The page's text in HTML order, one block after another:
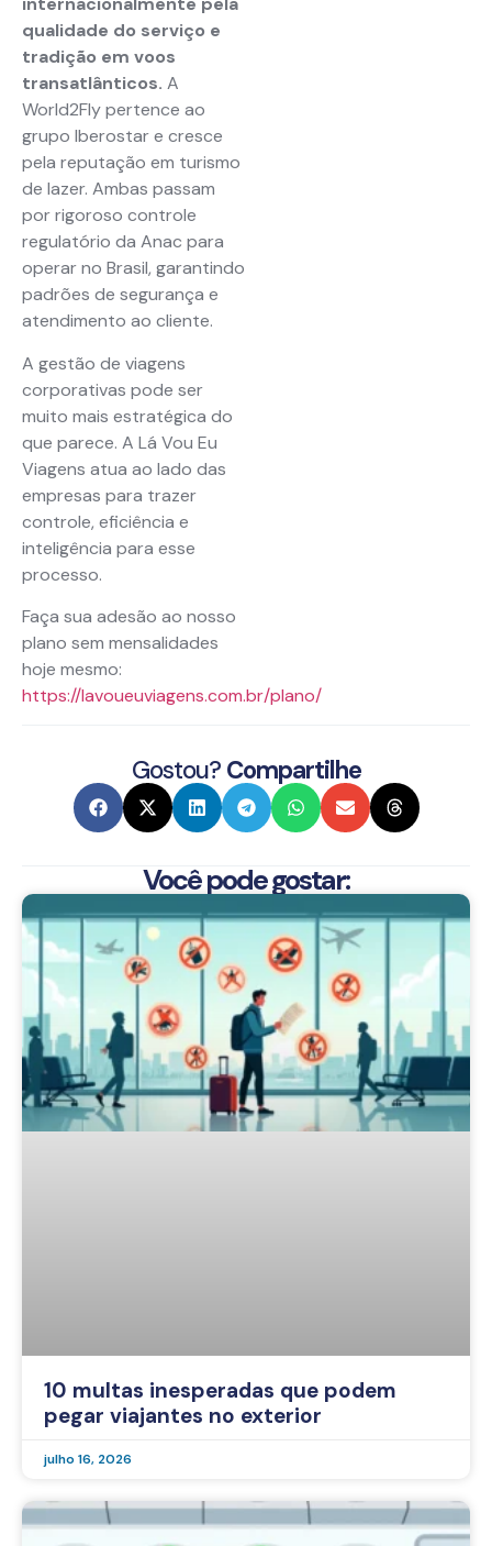
qualidade do serviço e
tradição em voos
transatlânticos. A
World2Fly pertence ao
grupo Iberostar e cresce
pela reputação em turismo
de lazer. Ambas passam
por rigoroso controle
regulatório da Anac para
operar no Brasil, garantindo
padrões de segurança e
atendimento ao cliente.
A gestão de viagens
corporativas pode ser
muito mais estratégica do
que parece. A Lá Vou Eu
Viagens atua ao lado das
empresas para trazer
controle, eficiência e
inteligência para esse
processo.
Faça sua adesão ao nosso
plano sem mensalidades
hoje mesmo:
https://lavoueuviagens.com.br/plano/
Gostou? Compartilhe
Você pode gostar:
10 multas inesperadas que podem
pegar viajantes no exterior
julho 16, 2026